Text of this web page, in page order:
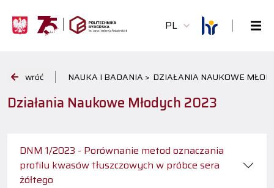
PL
wróć NAUKA I BADANIA > DZIAŁANIA NAUKOWE
Działania Naukowe Młodych 2023
DNM 1/2023 - Porównanie metod oznaczania
profilu kwasów tłuszczowych w próbce sera
żółtego